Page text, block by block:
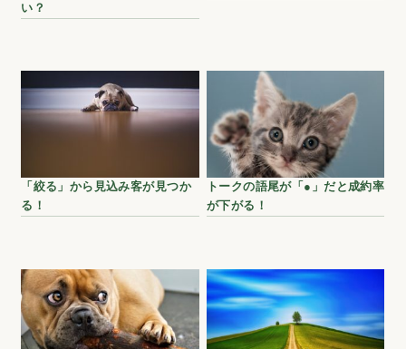
い？
「絞る」から見込み客が見つか
る！
トークの語尾が「●」だと成約率
が下がる！